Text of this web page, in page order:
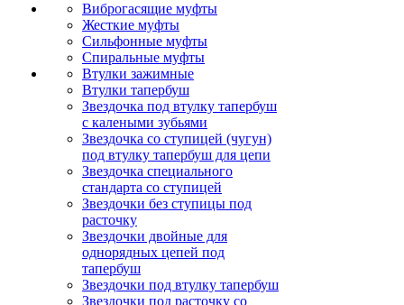
Виброгасящие муфты
Жесткие муфты
Сильфонные муфты
Спиральные муфты
Втулки зажимные
Втулки тапербуш
Звездочка под втулку тапербуш
c калеными зубьями
Звездочка со ступицей (чугун)
под втулку тапербуш для цепи
Звездочка специального
стандарта со ступицей
Звездочки без ступицы под
расточку
Звездочки двойные для
однорядных цепей под
тапербуш
Звездочки под втулку тапербуш
Звездочки под расточку со